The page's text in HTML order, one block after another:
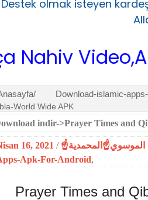
Destek olmak isteyen
Download-islamic-
World Wide APK
indir->Prayer Times and
16, 2021 /
Apk-For-Android,
Prayer Times and